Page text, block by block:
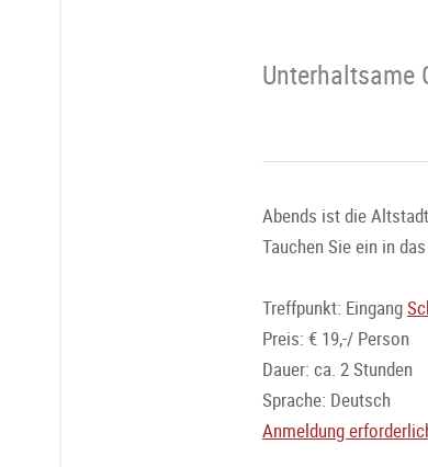
Unterhaltsame
Abends ist die
Tauchen Sie ein in
Treffpunkt: Eingang
Preis: € 19,-/ Person
Dauer: ca. 2 Stunden
Sprache: Deutsch
Anmeldung